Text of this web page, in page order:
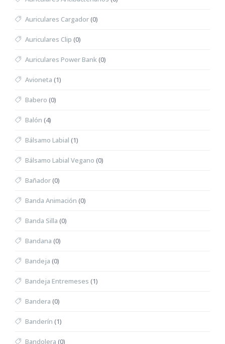
Auriculares Cargador(0)
Auriculares Clip (0)
Auriculares Power Bank(0)
Avioneta (1)
Babero (0)
Balón (4)
Bálsamo Labial (1)
Bálsamo Labial Vegano (0)
Bañador(0)
Banda Animación (0)
Banda Silla (0)
Bandana (0)
Bandeja (0)
Bandeja Entremeses (1)
Bandera (0)
Banderín (1)
Bandolera (0)